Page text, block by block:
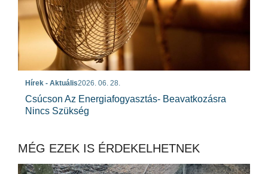
Hírek - Aktuális2026. 06. 28.
Csúcson Az Energiafogyasztás- Beavatkozásra
Nincs Szükség
MÉG EZEK IS ÉRDEKELHETNEK